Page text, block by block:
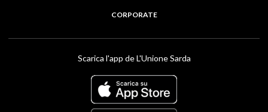
CORPORATE
Scarica l'app de L'Unione Sarda